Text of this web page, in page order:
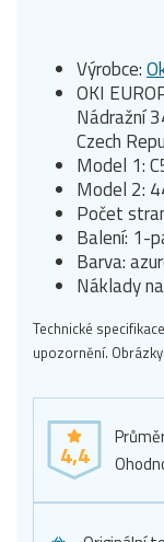
Výrobce:
OKI
Nádražní
Czech
Model 1:
Model 2:
Počet
Balení: 1-
Barva:
Náklady
Technické
upozornění.
4,4